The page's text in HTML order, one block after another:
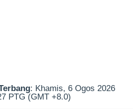
: Khamis, 6 Ogos 2026
PTG (GMT +8.0)